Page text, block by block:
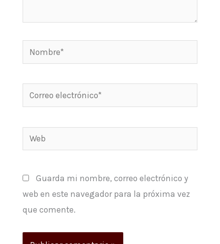
Nombre*
Correo
electrónico*
Web
Guarda mi nombre, correo electrónico y
web en este navegador para la próxima vez
que comente.